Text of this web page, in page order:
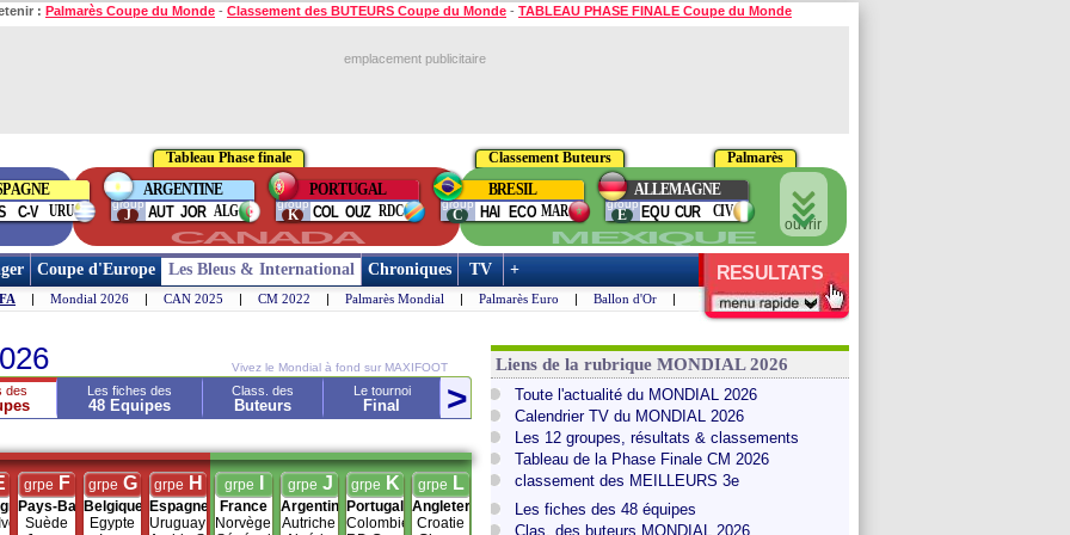
: Palmarès Coupe du Monde - Classement des BUTEURS Coupe du Monde - TABLEAU PHASE FINALE Coupe du Monde
emplacement publicitaire
Classement Buteurs
Tableau Phase finale Palmarès
URU
C-V group
J
ARGENTINE
ALG
AUT JOR group
K
PORTUGAL
RDC
COL OUZ group
C
BRESIL
MAR
HAI ECO group
E
ALLEMAGNE
CIV
EQU CUR
ouvrir
CANADA MEXIQUE
Coupe d'Europe Les Bleus & International Chroniques TV +
| Mondial 2026 | CAN 2025 | CM 2022 | Palmarès Mondial | Palmarès Euro | Ballon d'Or |
RESULTATS
Vivez le Mondial à fond sur MAXIFOOT
des Les fiches des
48 Equipes
Class. des
Buteurs
Le tournoi
Final > < Le
Palmarès
Les meilleurs
Buteurs
Revoir le
Mondial 2022
grpe F
Pays-Bas
Suède
grpe G
Belgique
Egypte
grpe H
Espagne
Uruguay
grpe
France
Norvège
grpe J
Argentine
Autriche
grpe K
Portugal
Colombie
grpe L
Angleterre
Croatie
Liens de la rubrique MONDIAL 2026
Toute l'actualité du MONDIAL 2026
Calendrier TV du MONDIAL 2026
Les 12 groupes, résultats & classements
Tableau de la Phase Finale CM 2026
classement des MEILLEURS 3e
Les fiches des 48 équipes
Clas. des buteurs MONDIAL 2026